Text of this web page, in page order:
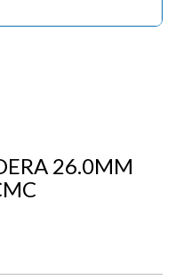
26.0MM